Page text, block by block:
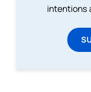
intentions